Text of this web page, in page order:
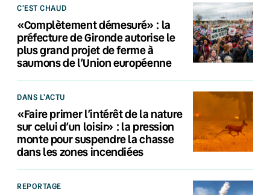
C'EST CHAUD
«Complètement démesuré» : la
préfecture de Gironde autorise le
plus grand projet de ferme à
saumons de l’Union européenne
DANS L'ACTU
«Faire primer l’intérêt de la nature
sur celui d’un loisir» : la pression
monte pour suspendre la chasse
dans les zones incendiées
REPORTAGE